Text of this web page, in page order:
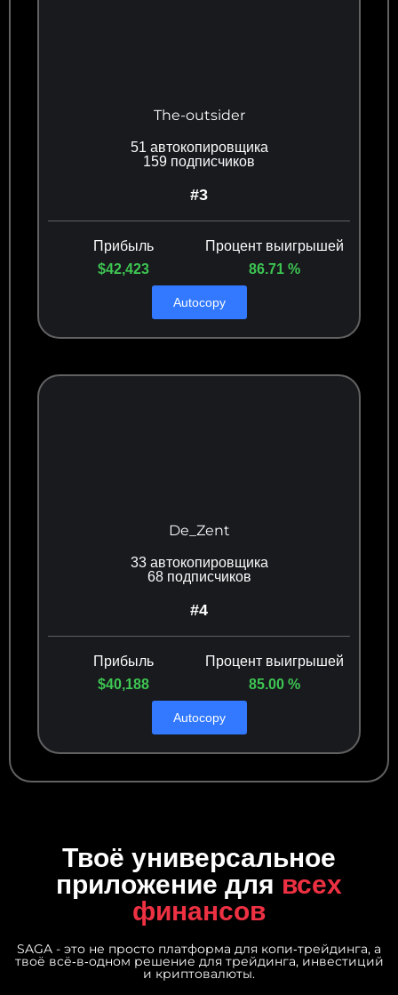
The-outsider
51 автокопировщика
159 подписчиков
#3
Прибыль
Процент выигрышей
$42,423
86.71 %
Autocopy
De_Zent
33 автокопировщика
68 подписчиков
#4
Прибыль
Процент выигрышей
$40,188
85.00 %
Autocopy
Твоё универсальное
приложение для всех
финансов
SAGA - это не просто платформа для копи‑трейдинга, а
твоё всё‑в‑одном решение для трейдинга, инвестиций
и криптовалюты.